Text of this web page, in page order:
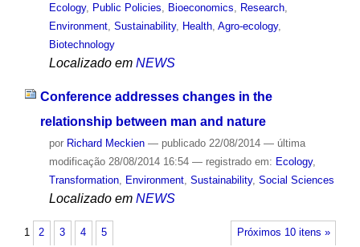
Ecology, Public Policies Bioeconomics Research,
Environment, Sustainability, Health, Agro-ecology,
Biotechnology
Localizado em NEWS
Conference addresses changes in the
relationship between man and nature
por Richard Meckien — publicado22/08/2014 — última
modificação28/08/2014 16:54 — registrado em: Ecology,
Transformation, Environment, Sustainability, Social Sciences
Localizado em NEWS
Próximos 10 itens »
1 2 3 4 5